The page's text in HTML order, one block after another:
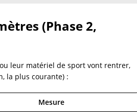
(Phase 2,
leur matériel de sport vont rentrer,
la plus courante) :
Mesure